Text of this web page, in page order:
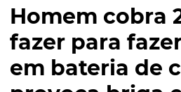
Homem cobra
fazer para
em bateria de